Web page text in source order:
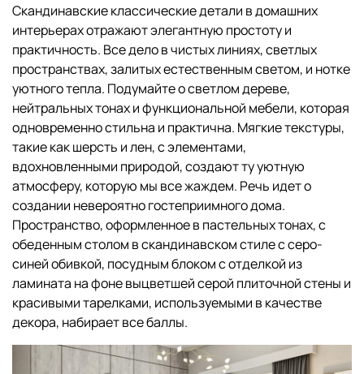
Скандинавские классические детали в домашних
интерьерах отражают элегантную простоту и
практичность. Все дело в чистых линиях, светлых
пространствах, залитых естественным светом, и нотке
уютного тепла. Подумайте о светлом дереве,
нейтральных тонах и функциональной мебели, которая
одновременно стильна и практична. Мягкие текстуры,
такие как шерсть и лен, с элементами,
вдохновленными природой, создают ту уютную
атмосферу, которую мы все жаждем. Речь идет о
создании невероятно гостеприимного дома.
Пространство, оформленное в пастельных тонах, с
обеденным столом в скандинавском стиле с серо-
синей обивкой, посудным блоком с отделкой из
ламината на фоне выцветшей серой плиточной стены и
красивыми тарелками, используемыми в качестве
декора, набирает все баллы.